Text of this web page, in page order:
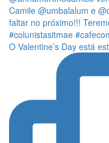
O Valentine’s Day está